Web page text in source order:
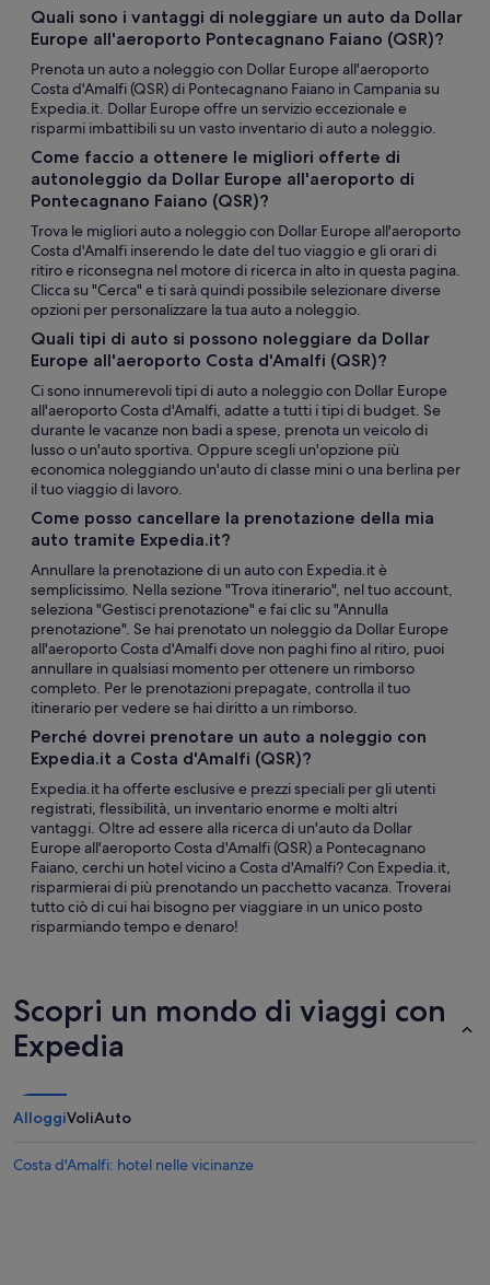
Quali sono i vantaggi di noleggiare un auto da Dollar
Europe all'aeroporto Pontecagnano Faiano (QSR)?
Prenota un auto a noleggio con Dollar Europe all'aeroporto
Costa d'Amalfi (QSR) di Pontecagnano Faiano in Campania su
Expedia.it. Dollar Europe offre un servizio eccezionale e
risparmi imbattibili su un vasto inventario di auto a noleggio.
Come faccio a ottenere le migliori offerte di
autonoleggio da Dollar Europe all'aeroporto di
Pontecagnano Faiano (QSR)?
Trova le migliori auto a noleggio con Dollar Europe all'aeroporto
Costa d'Amalfi inserendo le date del tuo viaggio e gli orari di
ritiro e riconsegna nel motore di ricerca in alto in questa pagina.
Clicca su "Cerca" e ti sarà quindi possibile selezionare diverse
opzioni per personalizzare la tua auto a noleggio.
Quali tipi di auto si possono noleggiare da Dollar
Europe all'aeroporto Costa d'Amalfi (QSR)?
Ci sono innumerevoli tipi di auto a noleggio con Dollar Europe
all'aeroporto Costa d'Amalfi, adatte a tutti i tipi di budget. Se
durante le vacanze non badi a spese, prenota un veicolo di
lusso o un'auto sportiva. Oppure scegli un'opzione più
economica noleggiando un'auto di classe mini o una berlina per
il tuo viaggio di lavoro.
Come posso cancellare la prenotazione della mia
auto tramite Expedia.it?
Annullare la prenotazione di un auto con Expedia.it è
semplicissimo. Nella sezione "Trova itinerario", nel tuo account,
seleziona "Gestisci prenotazione" e fai clic su "Annulla
prenotazione". Se hai prenotato un noleggio da Dollar Europe
all'aeroporto Costa d'Amalfi dove non paghi fino al ritiro, puoi
annullare in qualsiasi momento per ottenere un rimborso
completo. Per le prenotazioni prepagate, controlla il tuo
itinerario per vedere se hai diritto a un rimborso.
Perché dovrei prenotare un auto a noleggio con
Expedia.it a Costa d'Amalfi (QSR)?
Expedia.it ha offerte esclusive e prezzi speciali per gli utenti
registrati, flessibilità, un inventario enorme e molti altri
vantaggi. Oltre ad essere alla ricerca di un'auto da Dollar
Europe all'aeroporto Costa d'Amalfi (QSR) a Pontecagnano
Faiano, cerchi un hotel vicino a Costa d'Amalfi? Con Expedia.it,
risparmierai di più prenotando un pacchetto vacanza. Troverai
tutto ciò di cui hai bisogno per viaggiare in un unico posto
risparmiando tempo e denaro!
Scopri un mondo di viaggi con
Expedia
AlloggiVoliAuto
Costa d'Amalfi: hotel nelle vicinanze